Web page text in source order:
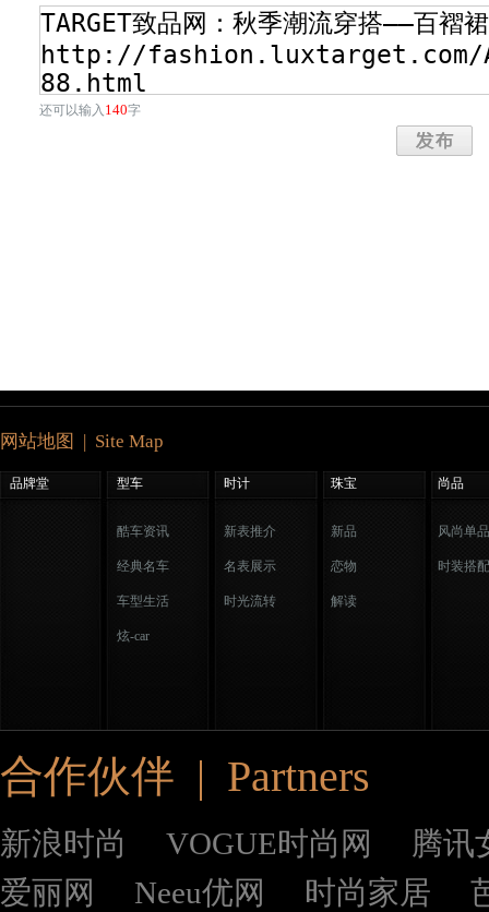
还可以输入 140字
网站地图 | Site Map
品牌堂 型车 时计 珠宝 尚品
酷车资讯
经典名车
车型生活
炫-car
新表推介
名表展示
时光流转
新品
恋物
解读
风尚单品
时装搭配
合作伙伴 | Partners
新浪时尚 VOGUE时尚网
腾讯
爱丽网
Neeu优网 时尚家居